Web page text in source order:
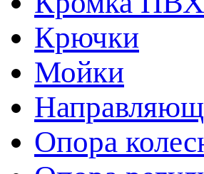
Крючки
Мойки
Опора